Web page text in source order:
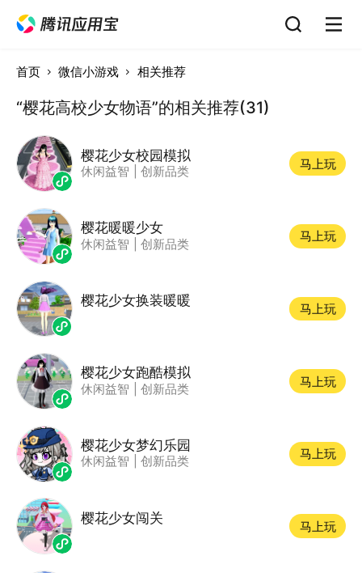
首页 微信小游戏 相关推荐
“樱花高校少女物语”的相关推荐(31)
樱花少女校园模拟
休闲益智 创新品类
马上玩
樱花暖暖少女
休闲益智 创新品类
马上玩
樱花少女换装暖暖
马上玩
樱花少女跑酷模拟
休闲益智 创新品类
马上玩
樱花少女梦幻乐园
休闲益智 创新品类
马上玩
樱花少女闯关
马上玩